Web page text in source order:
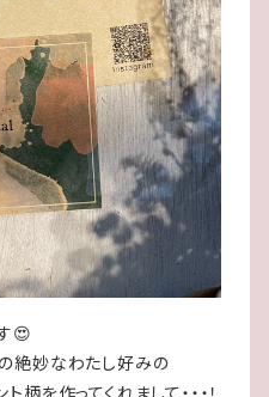
😍
絶妙なわたし好みの
を作ってくれまして・・・！